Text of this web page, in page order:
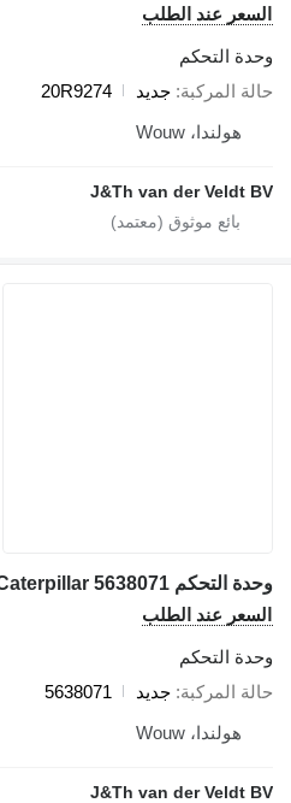
السعر عند الطلب
وحدة التحكم
حالة المركبة جديد
20R9274
هولندا، Wouw
J&Th van der Veldt BV
السعر عند الطلب
وحدة التحكم
حالة المركبة جديد
5638071
هولندا، Wouw
J&Th van der Veldt BV